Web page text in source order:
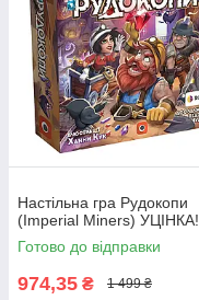
Настільна гра Рудокопи
(Imperial Miners) УЦІНКА!
Готово до відправки
974,35 ₴ 1 499 ₴